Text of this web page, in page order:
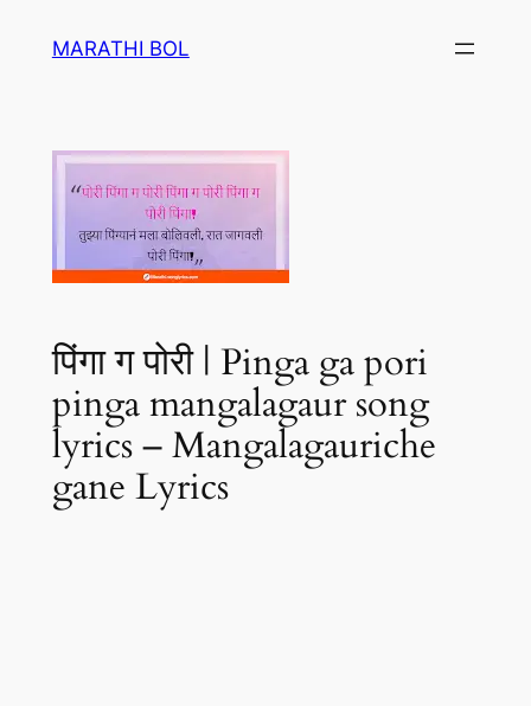
MARATHI BOL
पिंगा ग पोरी | Pinga ga pori
pinga mangalagaur song
lyrics – Mangalagauriche
gane Lyrics